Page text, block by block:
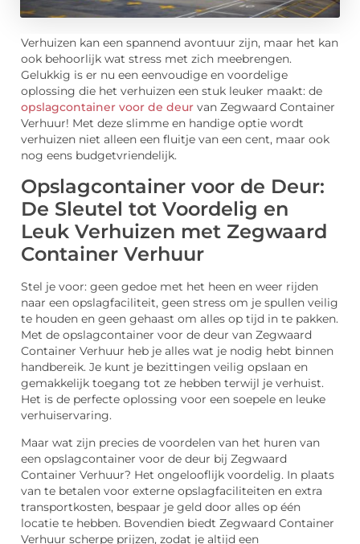
Verhuizen kan een spannend avontuur zijn, maar het kan
ook behoorlijk wat stress met zich meebrengen.
Gelukkig is er nu een eenvoudige en voordelige
oplossing die het verhuizen een stuk leuker maakt: de
opslagcontainer voor de deur van Zegwaard Container
Verhuur! Met deze slimme en handige optie wordt
verhuizen niet alleen een fluitje van een cent, maar ook
nog eens budgetvriendelijk.
Opslagcontainer voor de Deur:
De Sleutel tot Voordelig en
Leuk Verhuizen met Zegwaard
Container Verhuur
Stel je voor: geen gedoe met het heen en weer rijden
naar een opslagfaciliteit, geen stress om je spullen veilig
te houden en geen gehaast om alles op tijd in te pakken.
Met de opslagcontainer voor de deur van Zegwaard
Container Verhuur heb je alles wat je nodig hebt binnen
handbereik. Je kunt je bezittingen veilig opslaan en
gemakkelijk toegang tot ze hebben terwijl je verhuist.
Het is de perfecte oplossing voor een soepele en leuke
verhuiservaring.
Maar wat zijn precies de voordelen van het huren van
een opslagcontainer voor de deur bij Zegwaard
Container Verhuur? Het ongelooflijk voordelig. In plaats
van te betalen voor externe opslagfaciliteiten en extra
transportkosten, bespaar je geld door alles op één
locatie te hebben. Bovendien biedt Zegwaard Container
Verhuur scherpe prijzen, zodat je altijd een